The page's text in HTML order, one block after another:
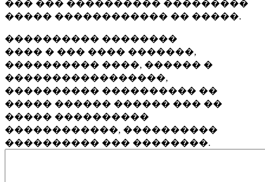
��� ��� ���������� ���������
����� ������������ �� �����.
���������� ��������
���� � ��� ���� �������,
���������� ����, ������ �
�����������������,
���������� ���������� ��
����� ������ ������ ��� ��
����� ����������
������������, ����������
���������� ��� ��������.